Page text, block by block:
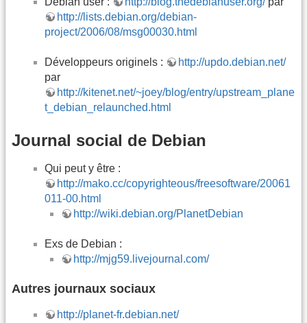
http://lists.debian.org/debian-
project/2006/08/msg00030.html
Développeurs originels :
http://updo.debian.net/
par
http://kitenet.net/~joey/blog/entry/upstream_plane
t_debian_relaunched.html
Journal social de Debian
Qui peut y être :
http://mako.cc/copyrighteous/freesoftware/20061
011-00.html
http://wiki.debian.org/PlanetDebian
Exs de Debian :
http://mjg59.livejournal.com/
Autres journaux sociaux
http://planet-fr.debian.net/